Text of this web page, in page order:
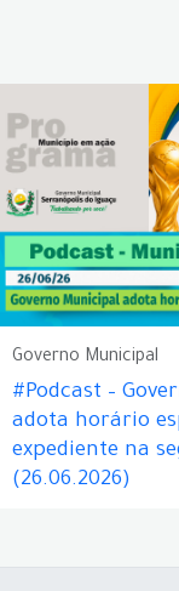
Governo Municipal
#Podcast –
adota horário
expediente na
(26.06.2026)